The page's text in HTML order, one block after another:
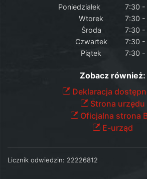
Poniedziałek
7:30 -
Wtorek
7:30 -
Środa
7:30 -
Czwartek
7:30 -
Piątek
7:30 -
Zobacz również:
Deklaracja
Strona urzędu
Oficjalna strona
E-urząd
Licznik odwiedzin: 22226812